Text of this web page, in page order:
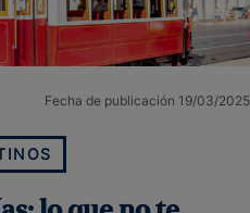
Fecha de publicación 19/03/2025